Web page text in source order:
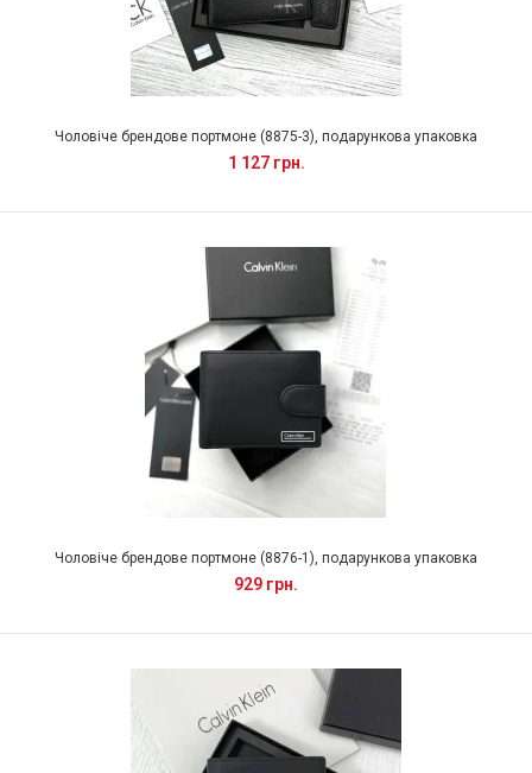
Чоловіче брендове портмоне (8875-3), подарункова упаковка
1 127 грн.
Чоловіче брендове портмоне (8876-1), подарункова упаковка
929 грн.